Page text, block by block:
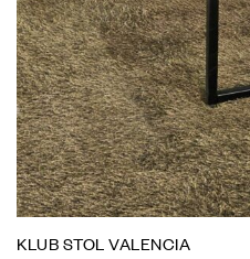
KLUB STOL VALENCIA